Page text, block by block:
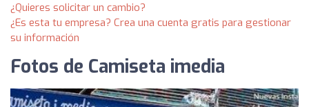
¿Quieres solicitar un cambio?
¿Es esta tu empresa? Crea una cuenta gratis para gestionar
su información
Fotos de Camiseta imedia